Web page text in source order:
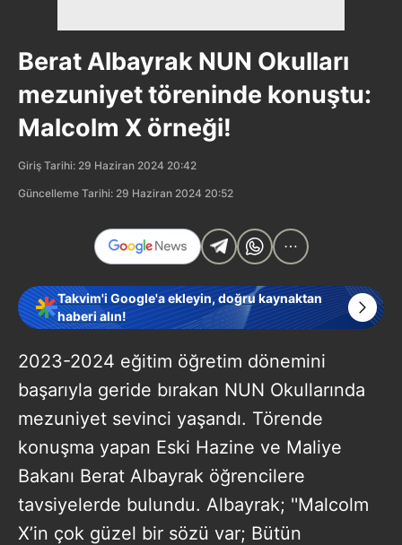
Berat Albayrak NUN Okulları
mezuniyet töreninde konuştu:
Malcolm X örneği!
Giriş Tarihi: 29 Haziran 2024 20:42
Güncelleme Tarihi: 29 Haziran 2024 20:52
Takvim'i Google'a ekleyin, doğru kaynaktan
haberi alın!
2023-2024 eğitim öğretim dönemini
başarıyla geride bırakan NUN Okullarında
mezuniyet sevinci yaşandı. Törende
konuşma yapan Eski Hazine ve Maliye
Bakanı Berat Albayrak öğrencilere
tavsiyelerde bulundu. Albayrak; ''Malcolm
X’in çok güzel bir sözü var; Bütün